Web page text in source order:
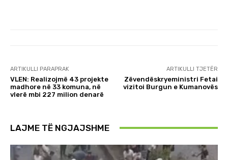
ARTIKULLI PARAPRAK
VLEN: Realizojmë 43 projekte
madhore në 33 komuna, në
vlerë mbi 227 milion denarë
ARTIKULLI TJETËR
Zëvendëskryeministri Fetai
vizitoi Burgun e Kumanovës
LAJME TË NGJAJSHME